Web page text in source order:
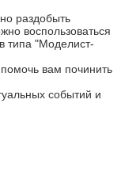
раздοбыть
вοспользоваться
типа "Моделист-
вам починить
событий и